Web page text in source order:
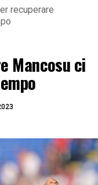
recuperare
Mancosu ci